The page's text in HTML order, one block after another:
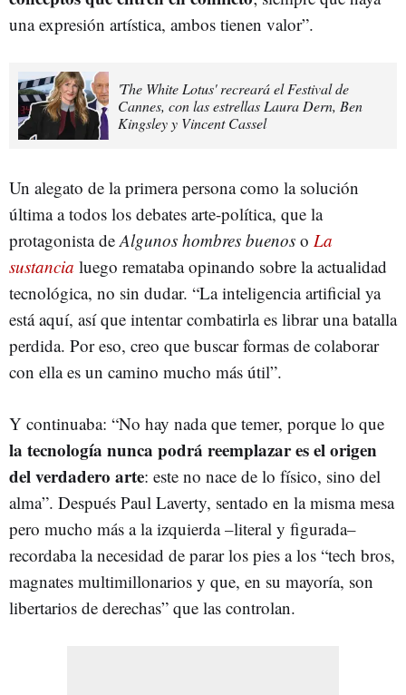
una expresión artística, ambos tienen valor”.
'The White Lotus' recreará el Festival de
Cannes, con las estrellas Laura Dern, Ben
Kingsley y Vincent Cassel
Un alegato de la primera persona como la solución
última a todos los debates arte-política, que la
protagonista de Algunos hombres buenos o La
sustancia luego remataba opinando sobre la actualidad
tecnológica, no sin dudar. “La inteligencia artificial ya
está aquí, así que intentar combatirla es librar una batalla
perdida. Por eso, creo que buscar formas de colaborar
con ella es un camino mucho más útil”.
Y continuaba: “No hay nada que temer, porque lo que
la tecnología nunca podrá reemplazar es el origen
del verdadero arte: este no nace de lo físico, sino del
alma”. Después Paul Laverty, sentado en la misma mesa
pero mucho más a la izquierda –literal y figurada–
recordaba la necesidad de parar los pies a los “tech bros,
magnates multimillonarios y que, en su mayoría, son
libertarios de derechas” que las controlan.